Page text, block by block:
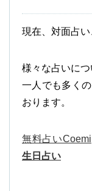
現在、対面占い
様々な占いにつ
一人でも多く
おります。
無料占いCoemi
生日占い